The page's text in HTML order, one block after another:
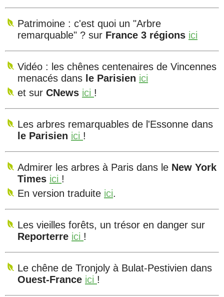
Patrimoine : c'est quoi un "Arbre
remarquable" ? sur France 3 régions ici
Vidéo : les chênes centenaires de Vincennes
menacés dans le Parisien ici
et sur CNews ici !
Les arbres remarquables de l'Essonne dans
le Parisien ici !
Admirer les arbres à Paris dans le New York
Times ici !
En version traduite ici.
Les vieilles forêts, un trésor en danger sur
Reporterre ici !
Le chêne de Tronjoly à Bulat-Pestivien dans
Ouest-France ici !